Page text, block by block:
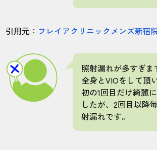
引用元： フレイアクリニックメンズ新宿
照射漏れが多すぎま
全身とVIOをして頂
初の1回目だけ綺麗
したが、2回目以降
射漏れです。